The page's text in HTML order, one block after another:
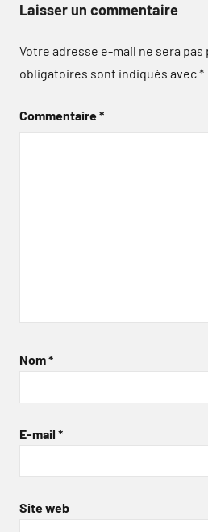
Laisser un commentaire
Votre adresse e-mail ne sera pas
obligatoires sont indiqués avec*
Commentaire*
Nom*
E-mail *
Site web